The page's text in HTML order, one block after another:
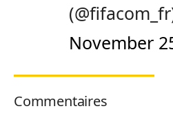
November
Commentaires